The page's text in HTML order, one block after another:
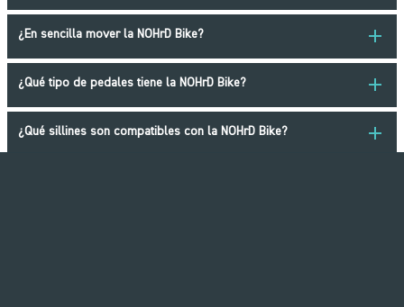
¿En sencilla mover la NOHrD Bike? add
¿Qué tipo de pedales tiene la NOHrD Bike? add
¿Qué sillines son compatibles con la NOHrD Bike? add